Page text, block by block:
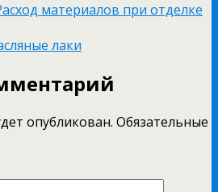
материалов при отделке
лаки
опубликован. Обязательные